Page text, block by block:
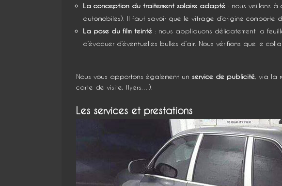
La conception du traitement solaire adapté : nous veillons
automobiles). Il faut savoir que le vitrage d’origine comporte
La pose du film teinté : nous appliquons délicatement la
d’évacuer d’éventuelles bulles d’air. Nous vérifions que le
Nous vous apportons également un service de publicité, via la
carte de visite, flyers…).
Les services et prestations